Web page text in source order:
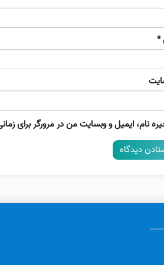
*
نام، ایمیل و وبسایت من در مرورگر برای